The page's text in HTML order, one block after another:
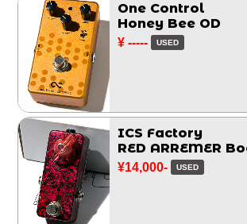
One Control
Honey Bee OD
¥ ----- USED
ICS Factory
RED ARREMER
¥14,000- USED